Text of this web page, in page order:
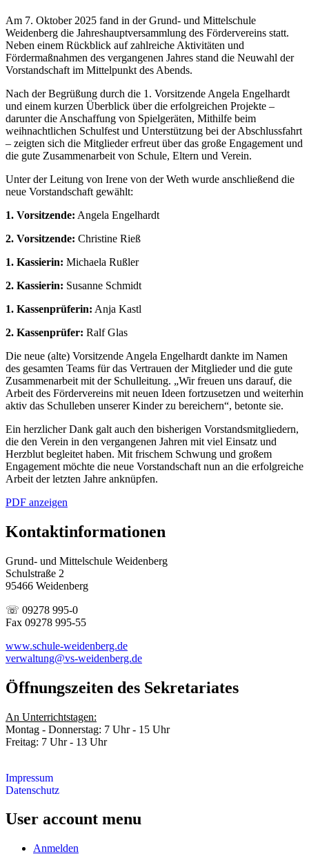
Am 7. Oktober 2025 fand in der Grund- und Mittelschule
Weidenberg die Jahreshauptversammlung des Fördervereins statt.
Neben einem Rückblick auf zahlreiche Aktivitäten und
Fördermaßnahmen des vergangenen Jahres stand die Neuwahl der
Vorstandschaft im Mittelpunkt des Abends.
Nach der Begrüßung durch die 1. Vorsitzende Angela Engelhardt
und einem kurzen Überblick über die erfolgreichen Projekte –
darunter die Anschaffung von Spielgeräten, Mithilfe beim
weihnachtlichen Schulfest und Unterstützung bei der Abschlussfahrt
– zeigten sich die Mitglieder erfreut über das große Engagement und
die gute Zusammenarbeit von Schule, Eltern und Verein.
Unter der Leitung von Irene von der Weth wurde anschließend die
neue Vorstandschaft gewählt:
1. Vorsitzende: Angela Engelhardt
2. Vorsitzende: Christine Rieß
1. Kassierin: Michaela Rußler
2. Kassierin: Susanne Schmidt
1. Kassenprüferin: Anja Kastl
2. Kassenprüfer: Ralf Glas
Die neue (alte) Vorsitzende Angela Engelhardt dankte im Namen
des gesamten Teams für das Vertrauen der Mitglieder und die gute
Zusammenarbeit mit der Schulleitung. „Wir freuen uns darauf, die
Arbeit des Fördervereins mit neuen Ideen fortzusetzen und weiterhin
aktiv das Schulleben unserer Kinder zu bereichern“, betonte sie.
Ein herzlicher Dank galt auch den bisherigen Vorstandsmitgliedern,
die den Verein in den vergangenen Jahren mit viel Einsatz und
Herzblut begleitet haben. Mit frischem Schwung und großem
Engagement möchte die neue Vorstandschaft nun an die erfolgreiche
Arbeit der letzten Jahre anknüpfen.
PDF anzeigen
Kontaktinformationen
Grund- und Mittelschule Weidenberg
Schulstraße 2
95466 Weidenberg
☏ 09278 995-0
Fax 09278 995-55
www.schule-weidenberg.de
verwaltung@vs-weidenberg.de
Öffnungszeiten des Sekretariates
An Unterrichtstagen:
Montag - Donnerstag: 7 Uhr - 15 Uhr
Freitag: 7 Uhr - 13 Uhr
Impressum
Datenschutz
User account menu
Anmelden